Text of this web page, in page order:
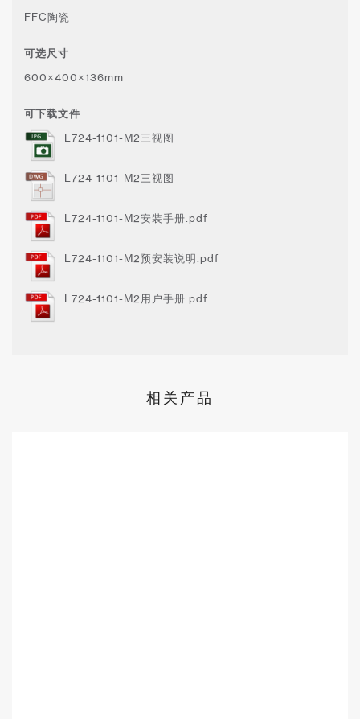
FFC陶瓷
可选尺寸
600×400×136mm
可下载文件
L724-1101-M2三视图
L724-1101-M2三视图
L724-1101-M2安装手册.pdf
L724-1101-M2预安装说明.pdf
L724-1101-M2用户手册.pdf
相关产品